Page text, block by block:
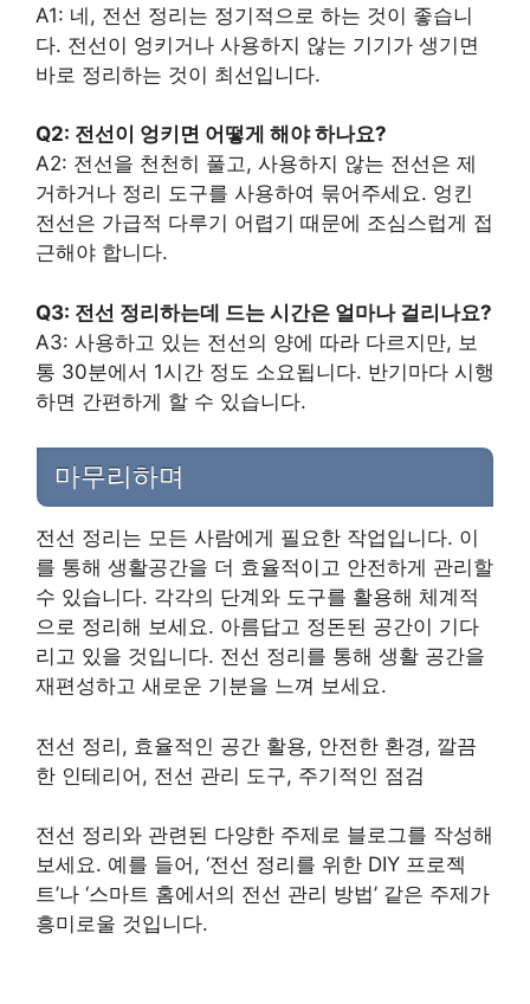
A1: 네, 전선 정리는 정기적으로 하는 것이 좋습니
다. 전선이 엉키거나 사용하지 않는 기기가 생기면
바로 정리하는 것이 최선입니다.
Q2: 전선이 엉키면 어떻게 해야 하나요?
A2: 전선을 천천히 풀고, 사용하지 않는 전선은 제
거하거나 정리 도구를 사용하여 묶어주세요. 엉킨
전선은 가급적 다루기 어렵기 때문에 조심스럽게 접
근해야 합니다.
Q3: 전선 정리하는데 드는 시간은 얼마나 걸리나요?
A3: 사용하고 있는 전선의 양에 따라 다르지만, 보
통 30분에서 1시간 정도 소요됩니다. 반기마다 시행
하면 간편하게 할 수 있습니다.
마무리하며
전선 정리는 모든 사람에게 필요한 작업입니다. 이
를 통해 생활공간을 더 효율적이고 안전하게 관리할
수 있습니다. 각각의 단계와 도구를 활용해 체계적
으로 정리해 보세요. 아름답고 정돈된 공간이 기다
리고 있을 것입니다. 전선 정리를 통해 생활 공간을
재편성하고 새로운 기분을 느껴 보세요.
전선 정리, 효율적인 공간 활용, 안전한 환경, 깔끔
한 인테리어, 전선 관리 도구, 주기적인 점검
전선 정리와 관련된 다양한 주제로 블로그를 작성해
보세요. 예를 들어, ‘전선 정리를 위한 DIY 프로젝
트’나 ‘스마트 홈에서의 전선 관리 방법’ 같은 주제가
흥미로울 것입니다.